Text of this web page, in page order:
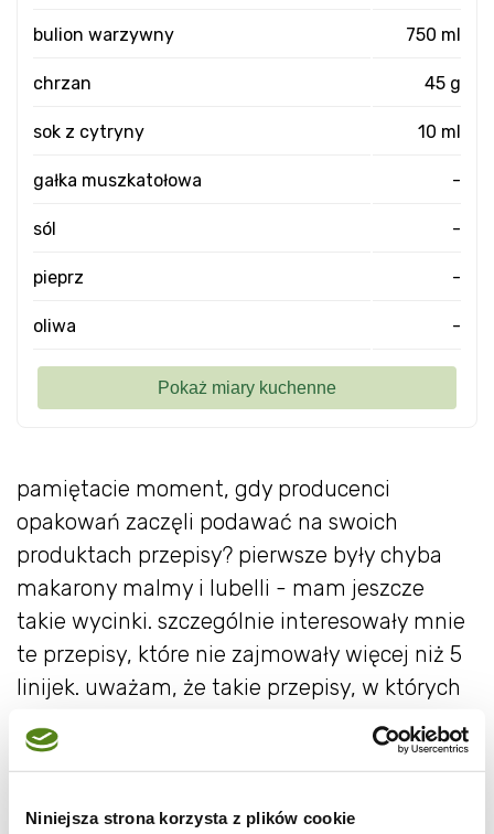
Niniejsza strona korzysta z plików cookie
pamiętacie moment, gdy producenci
opakowań zaczęli podawać na swoich
produktach przepisy? pierwsze były chyba
makarony malmy i lubelli - mam jeszcze
takie wycinki. szczególnie interesowały mnie
te przepisy, które nie zajmowały więcej niż 5
linijek. uważam, że takie przepisy, w których
jest minimum zabiegów, a zawierają
maksimum smaku, są mistrzowskie. dlatego i
kieleckiego (który jest też producentem
bulion warzywny 750 ml
chrzan 45 g
sok z cytryny 10 ml
gałka muszkatołowa -
sól -
pieprz -
oliwa -